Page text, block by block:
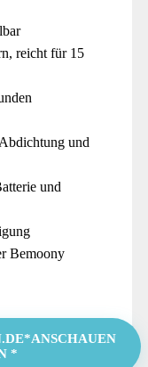
reicht für 15
und
und
Bemoony
*